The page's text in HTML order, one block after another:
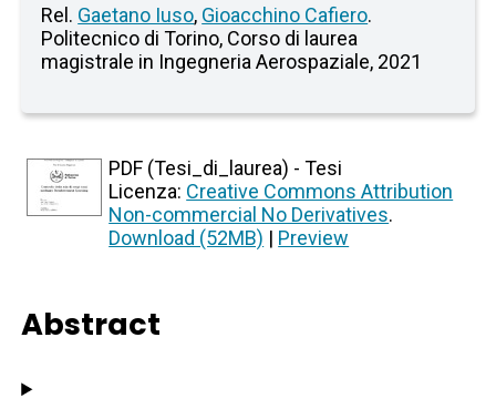
Rel. Gaetano Iuso, Gioacchino Cafiero.
Politecnico di Torino, Corso di laurea
magistrale in Ingegneria Aerospaziale, 2021
PDF (Tesi_di_laurea) - Tesi
Licenza: Creative Commons Attribution
Non-commercial No Derivatives.
Download (52MB) | Preview
Abstract